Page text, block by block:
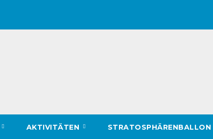
AKTIVITÄTEN STRATOSPHÄRENBALLON